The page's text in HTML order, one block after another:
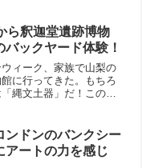
がY.M.O「ライディー
ら釈迦堂遺跡博物
バックヤード体験！
ィーク、家族で山梨の
に行ってきた。もちろ
縄文土器」だ！この釈
に車を停めて、階段をあ
れるこ...
ンドンのバンクシー
アートの力を感じ